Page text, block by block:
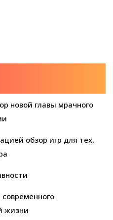
новой главы мрачного
обзор игр для тех,
жизни